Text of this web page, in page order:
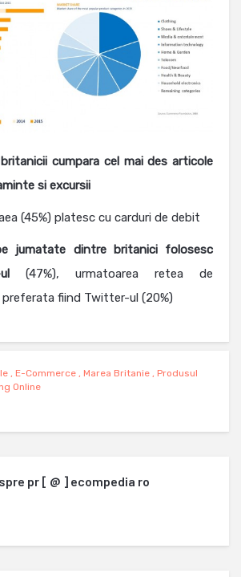
cumpara cel mai des articole
si excursii
(45%) platesc cu carduri de debit
jumatate dintre britanici folosesc
(47%), urmatoarea retea de
preferata fiind Twitter-ul (20%)
E-Commerce Marea Britanie
Produsul
Online
pr [ @ ] ecompedia ro